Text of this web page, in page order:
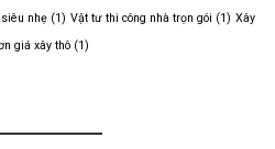
nhẹ (1) Vật tư thi công nhà trọn gói (1) Xây
giá xây thô (1)